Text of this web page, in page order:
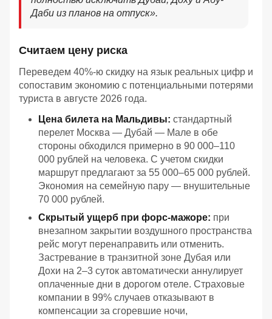
Даби из планов на отпуск».
Считаем цену риска
Переведем 40%-ю скидку на язык реальных цифр и
сопоставим экономию с потенциальными потерями
туриста в августе 2026 года.
Цена билета на Мальдивы: стандартный
перелет Москва — Дубай — Мале в обе
стороны обходился примерно в 90 000–110
000 рублей на человека. С учетом скидки
маршрут предлагают за 55 000–65 000 рублей.
Экономия на семейную пару — внушительные
70 000 рублей.
Скрытый ущерб при форс-мажоре: при
внезапном закрытии воздушного пространства
рейс могут перенаправить или отменить.
Застревание в транзитной зоне Дубая или
Дохи на 2–3 суток автоматически аннулирует
оплаченные дни в дорогом отеле. Страховые
компании в 99% случаев отказывают в
компенсации за сгоревшие ночи,